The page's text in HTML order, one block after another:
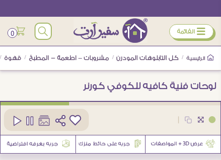
ÿ القائمة 0
الرئيسية / كل التابلوهات المودرن / مشروبات – اطعمة - المطبخ / قهوة /
لوحات فنية كافيه للكوفي كورنر